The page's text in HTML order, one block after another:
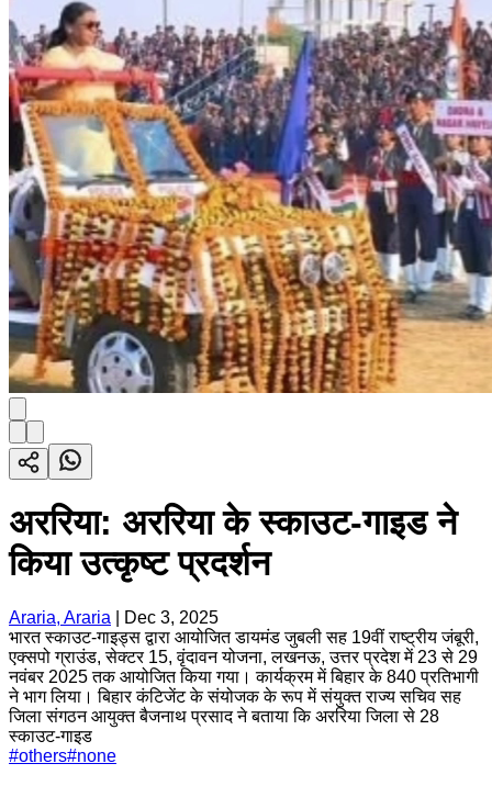
अररिया: अररिया के स्काउट-गाइड ने
किया उत्कृष्ट प्रदर्शन
Araria, Araria
Dec 3, 2025
भारत स्काउट-गाइड्स द्वारा आयोजित डायमंड जुबली सह 19वीं राष्ट्रीय जंबूरी,
एक्सपो ग्राउंड, सेक्टर 15, वृंदावन योजना, लखनऊ, उत्तर प्रदेश में 23 से 29
नवंबर 2025 तक आयोजित किया गया। कार्यक्रम में बिहार के 840 प्रतिभागी
ने भाग लिया। बिहार कंटिजेंट के संयोजक के रूप में संयुक्त राज्य सचिव सह
जिला संगठन आयुक्त बैजनाथ प्रसाद ने बताया कि अररिया जिला से 28
स्काउट-गाइड
#others#none